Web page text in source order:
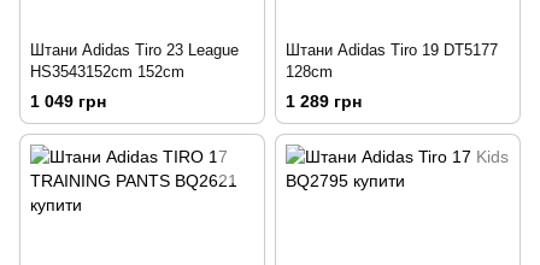
Штани Adidas Tiro 23 League
HS3543152cm 152cm
1 049 грн
Штани Adidas Tiro 19 DT5177
128cm
1 289 грн